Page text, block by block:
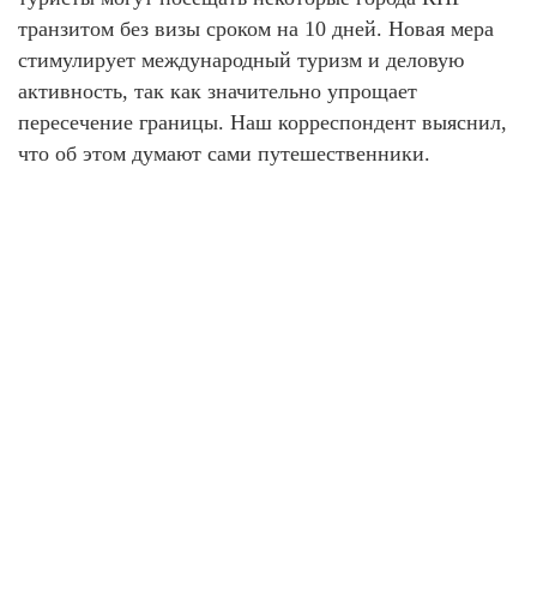
транзитом без визы сроком на 10 дней. Новая мера
стимулирует международный туризм и деловую
активность, так как значительно упрощает
пересечение границы. Наш корреспондент выяснил,
что об этом думают сами путешественники.